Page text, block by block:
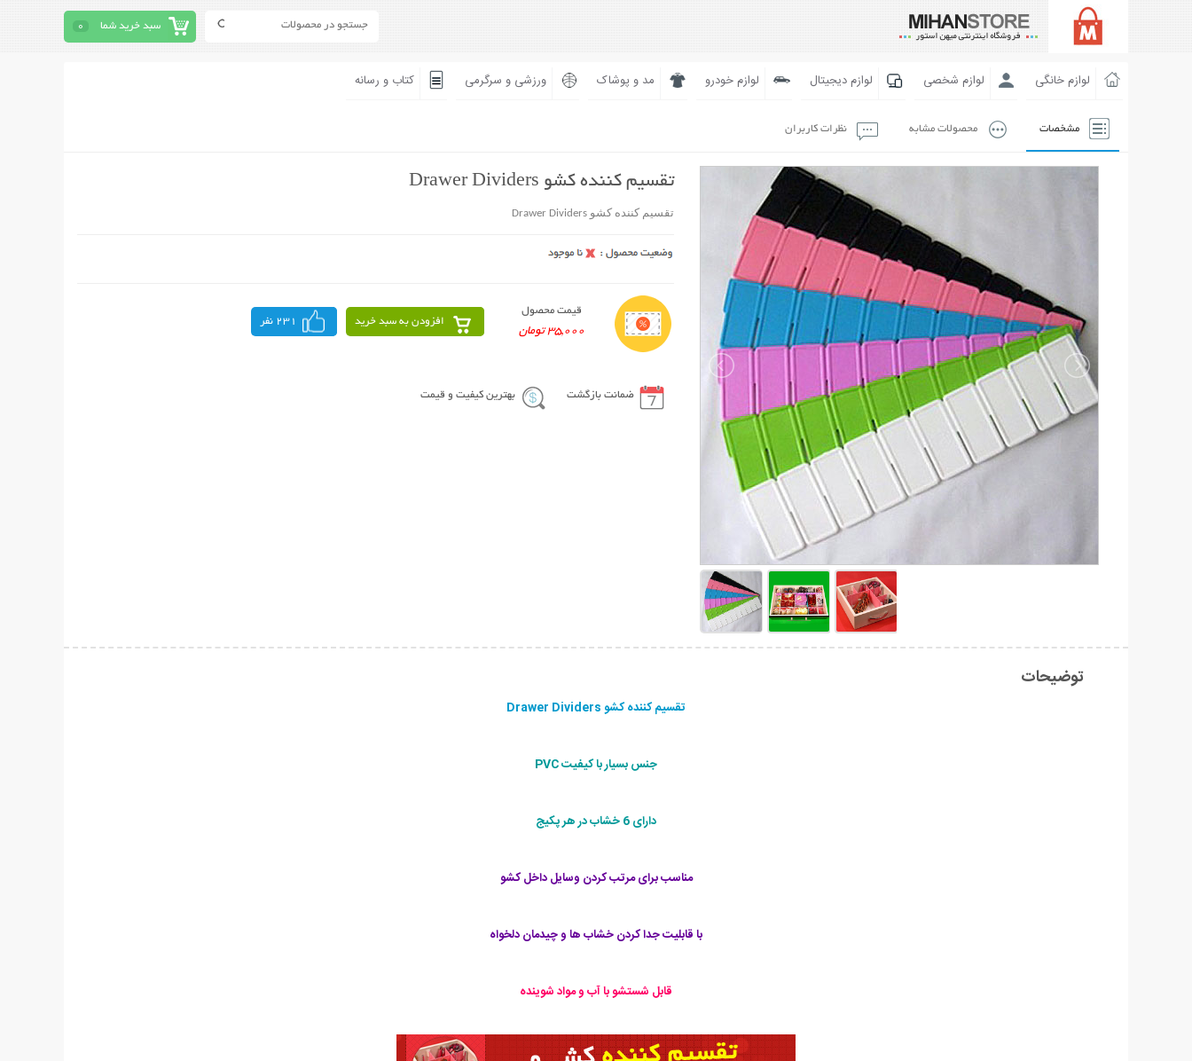
سبد خرید شما 0
لوازم خانگی لوازم شخصی لوازم دیجیتال لوازم خودرو مد و پوشاک ورزشی و سرگرمی کتاب و رسانه
مشخصات محصولات مشابه نظرات کاربران
تقسیم کننده کشو Drawer Dividers
تقسیم کننده کشو Drawer Dividers
قیمت محصول
35,000 تومان
افزودن به سبد خرید 231 نفر
ضمانت بازگشت بهترین کیفیت و قیمت
توضیحات
تقسیم کننده کشو Drawer Dividers
جنس بسیار با کیفیت PVC
دارای 6 خشاب در هر پکیج
مناسب براى مرتب کردن وسایل داخل کشو
با قابلیت جدا کردن خشاب ها و چیدمان دلخواه
قابل شستشو با آب و مواد شوینده